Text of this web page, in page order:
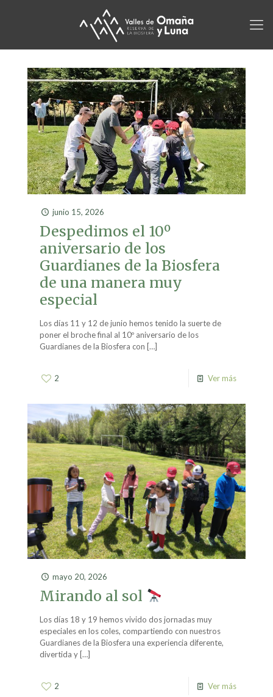
junio 15, 2026
Despedimos el 10º
aniversario de los
Guardianes de la Biosfera
de una manera muy
especial
Los días 11 y 12 de junio hemos tenido la suerte de
poner el broche final al 10º aniversario de los
Guardianes de la Biosfera con […]
2 Ver más
mayo 20, 2026
Mirando al sol
Los días 18 y 19 hemos vivido dos jornadas muy
especiales en los coles, compartiendo con nuestros
Guardianes de la Biosfera una experiencia diferente,
divertida y […]
2 Ver más